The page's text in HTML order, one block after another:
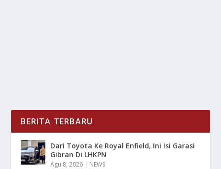
BERITA TERBARU
Dari Toyota Ke Royal Enfield, Ini Isi Garasi
Gibran Di LHKPN
Agu 8, 2026 | NEWS